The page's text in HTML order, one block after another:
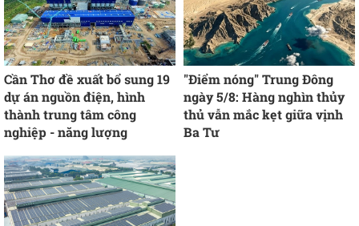
Cần Thơ đề xuất bổ sung 19
dự án nguồn điện, hình
thành trung tâm công
nghiệp - năng lượng
"Điểm nóng" Trung Đông
ngày 5/8: Hàng nghìn thủy
thủ vẫn mắc kẹt giữa vịnh
Ba Tư